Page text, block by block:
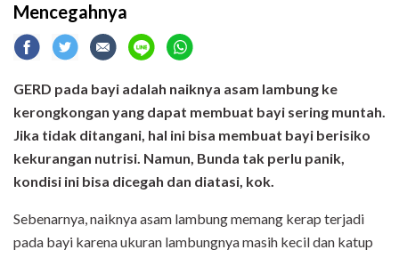
Mencegahnya
GERD pada bayi adalah naiknya asam lambung ke
kerongkongan yang dapat membuat bayi sering muntah.
Jika tidak ditangani, hal ini bisa membuat bayi berisiko
kekurangan nutrisi. Namun, Bunda tak perlu panik,
kondisi ini bisa dicegah dan diatasi, kok.
Sebenarnya, naiknya asam lambung memang kerap terjadi
pada bayi karena ukuran lambungnya masih kecil dan katup